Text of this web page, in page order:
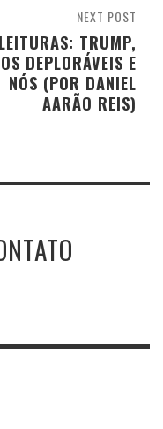
NEXT POST
LEITURAS: TRUMP,
OS DEPLORÁVEIS E
NÓS (POR DANIEL
AARÃO REIS)